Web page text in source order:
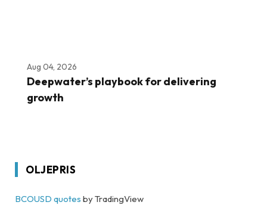
Aug 04, 2026
Deepwater’s playbook for delivering
growth
OLJEPRIS
BCOUSD quotes by TradingView